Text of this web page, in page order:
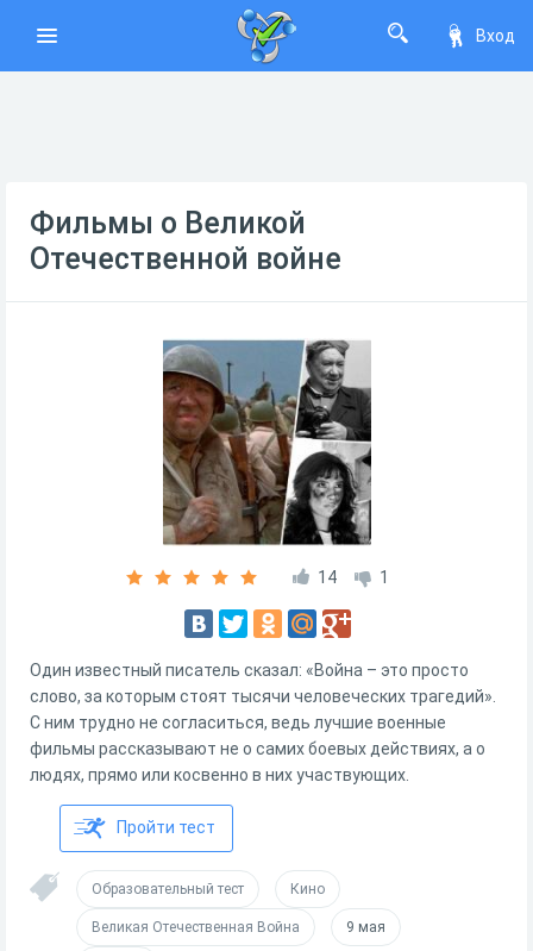
Вход
Фильмы о Великой
Отечественной войне
14 1
Один известный писатель сказал: «Война – это просто
слово, за которым стоят тысячи человеческих трагедий».
С ним трудно не согласиться, ведь лучшие военные
фильмы рассказывают не о самих боевых действиях, а о
людях, прямо или косвенно в них участвующих.
Пройти тест
Образовательный тест Кино
Великая Отечественная Война 9 мая